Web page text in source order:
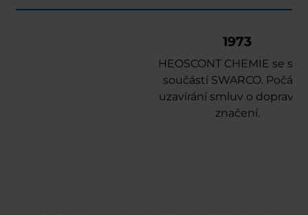
HEOSCONT CHEMIE se
součástí SWARCO.
uzavírání smluv o
značení.
1973